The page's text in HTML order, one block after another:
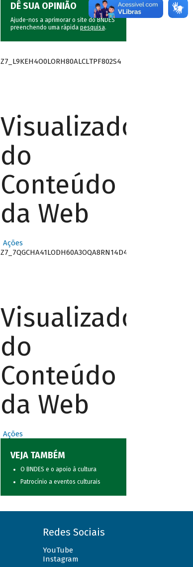
DÊ SUA OPINIÃO
Ajude-nos a aprimorar o site do BNDES
preenchendo uma rápida pesquisa.
Z7_L9KEH4O0LORH80ALCLTPF802S4
Visualizador
do
Conteúdo
da Web
Ações
Z7_7QGCHA41LODH60A3OQA8RN14D4
Visualizador
do
Conteúdo
da Web
Ações
VEJA TAMBÉM
O BNDES e o apoio à cultura
Patrocínio a eventos culturais
Redes Sociais
YouTube
Instagram